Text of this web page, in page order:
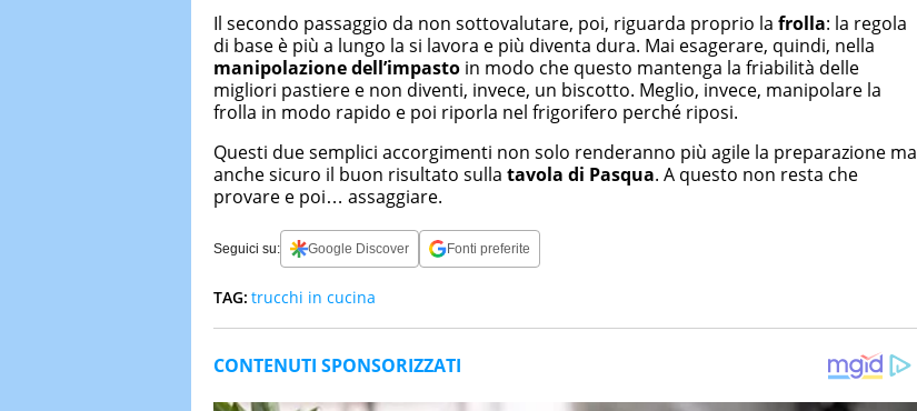
Il secondo passaggio da non sottovalutare, poi, riguarda proprio la frolla: la regola
di base è più a lungo la si lavora e più diventa dura. Mai esagerare, quindi, nella
manipolazione dell’impasto in modo che questo mantenga la friabilità delle
migliori pastiere e non diventi, invece, un biscotto. Meglio, invece, manipolare la
frolla in modo rapido e poi riporla nel frigorifero perché riposi.
Questi due semplici accorgimenti non solo renderanno più agile la preparazione ma
anche sicuro il buon risultato sulla tavola di Pasqua. A questo non resta che
provare e poi… assaggiare.
Seguici su: Google Discover Fonti preferite
TAG: trucchi in cucina